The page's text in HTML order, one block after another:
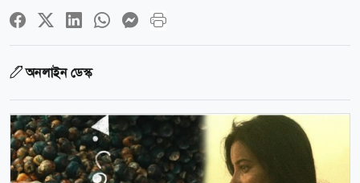
অনলাইন ডেস্ক